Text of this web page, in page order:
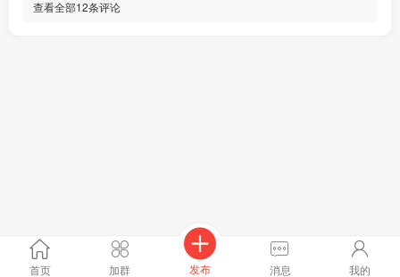
查看全部12条评论
首页 加群 发布 消息 我的